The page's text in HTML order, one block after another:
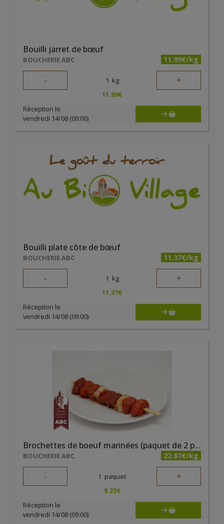
Bouilli jarret de bœuf
BOUCHERIE ABC 11.99€/kg
- 1 kg +
11.99€
Réception le
vendredi 14/08 (09:00)
Bouilli plate côte de bœuf
BOUCHERIE ABC 11.37€/kg
- 1 kg +
11.37€
Réception le
vendredi 14/08 (09:00)
Brochettes de boeuf marinées (paquet de 2 pièces)
BOUCHERIE ABC 22.87€/kg
- 1 paquet +
8.23€
Réception le
vendredi 14/08 (09:00)